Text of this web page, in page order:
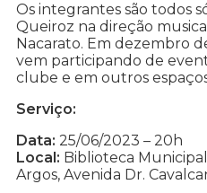
Os integrantes são todos
Queiroz na direção
Nacarato. Em dezembro
vem participando de
clube e em outros
Serviço:
Data: 25/06/2023 – 20h
Local: Biblioteca
Argos, Avenida Dr.